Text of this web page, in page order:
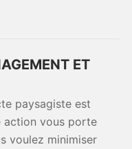
ET
paysagiste est
action vous porte
voulez minimiser